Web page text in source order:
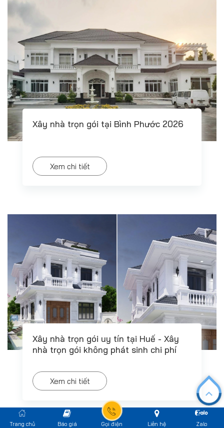
Xây nhà trọn gói tại Bình Phước 2026
Xem chi tiết
Xây nhà trọn gói uy tín tại Huế - Xây
nhà trọn gói không phát sinh chi phí
Xem chi tiết
Trang chủ Báo giá Gọi điện Liên hệ Zalo